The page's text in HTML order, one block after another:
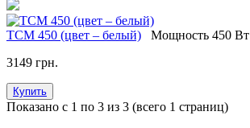
ТСМ 450 (цвет – белый) Мощность 450 Вт
3149 грн.
Купить
Показано с 1 по 3 из 3 (всего 1 страниц)